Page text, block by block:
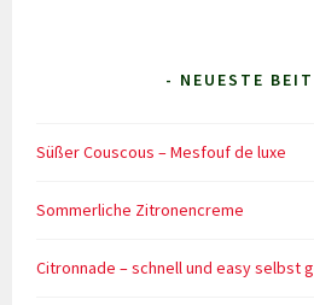
- NEUESTE
Süßer Couscous – Mesfouf de luxe
Sommerliche Zitronencreme
Citronnade – schnell und easy selbst